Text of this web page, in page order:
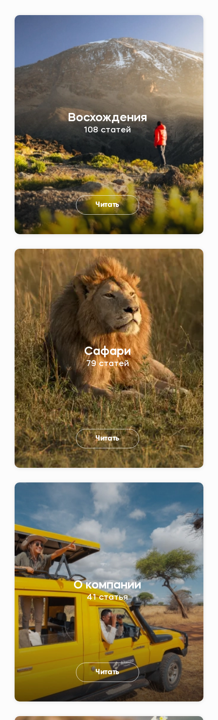
Восхождения
108 статей
Читать
Сафари
79 статей
Читать
О компании
41 статья
Читать